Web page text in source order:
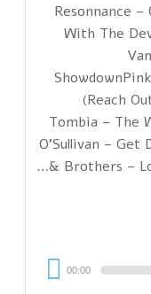
1 Resonnance
With The
(Reach
Tombia – The
O'Sullivan – Get
Brothers –
00:00